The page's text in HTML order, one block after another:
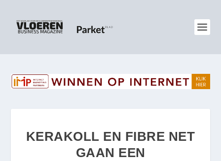
KERAKOLL EN FIBRE NET
GAAN EEN